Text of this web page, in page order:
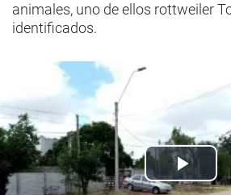
animales, uno de ellos rottweiler
identificados.
Play